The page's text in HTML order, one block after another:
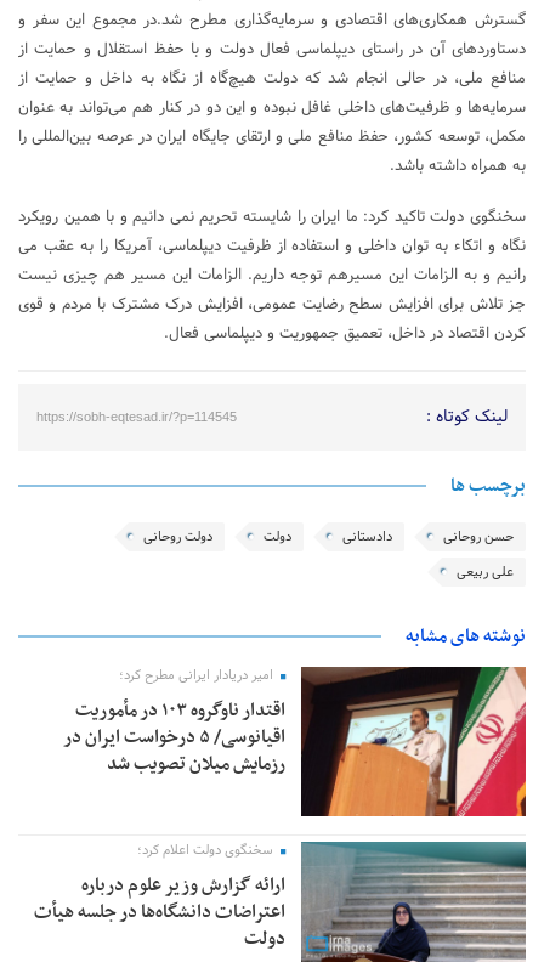
گسترش همکاری‌های اقتصادی و سرمایه‌گذاری مطرح شد.در مجموع این سفر و
دستاوردهای آن در راستای دیپلماسی فعال دولت و با حفظ استقلال و حمایت از
منافع ملی، در حالی انجام شد که دولت هیچ‌گاه از نگاه به داخل و حمایت از
سرمایه‌ها و ظرفیت‌های داخلی غافل نبوده و این دو در کنار هم می‌تواند به عنوان
مکمل، توسعه کشور، حفظ منافع ملی و ارتقای جایگاه ایران در عرصه بین‌المللی را
به همراه داشته باشد.
سخنگوی دولت تاکید کرد: ما ایران را شایسته تحریم نمی دانیم و با همین رویکرد
نگاه و اتکاء به توان داخلی و استفاده از ظرفیت دیپلماسی، آمریکا را به عقب می
رانیم و به الزامات این مسیرهم توجه داریم. الزامات این مسیر هم چیزی نیست
جز تلاش برای افزایش سطح رضایت عمومی، افزایش درک مشترک با مردم و قوی
کردن اقتصاد در داخل، تعمیق جمهوریت و دیپلماسی فعال.
لینک کوتاه : https://sobh-eqtesad.ir/?p=114545
برچسب ها
حسن روحانی دادستانی دولت
دولت روحانی
علی ربیعی
نوشته های مشابه
امیر دریادار ایرانی مطرح کرد؛
اقتدار ناوگروه ۱۰۳ در مأموریت‌
اقیانوسی/ ۵ درخواست ایران در
رزمایش میلان تصویب شد
سخنگوی دولت اعلام کرد؛
ارائه گزارش وزیر علوم درباره
اعتراضات دانشگاه‌ها در جلسه هیأت
دولت